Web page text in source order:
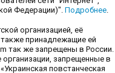
Федерации)". Подробнее.
организацией, её
принадлежащие ей
так же запрещены в России.
запрещенные в
повстанческая